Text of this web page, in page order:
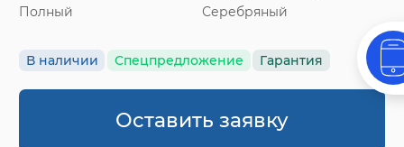
Полный
Серебряный
В наличии Спецпредложение Гарантия
Оставить заявку